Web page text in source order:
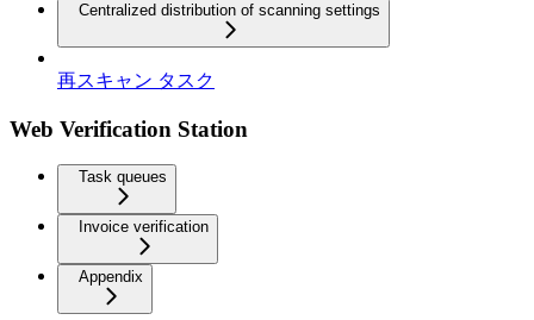
Centralized distribution of scanning settings
再スキャン タスク
Web Verification Station
Task queues
Invoice verification
Appendix